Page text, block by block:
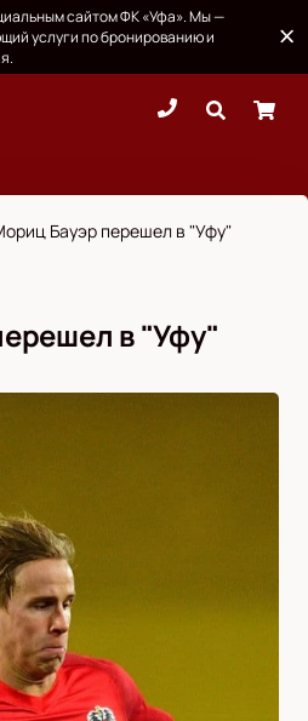
сайтом ФК «Уфа». Мы —
услуги по бронированию и
Бауэр перешел в "Уфу"
в "Уфу"